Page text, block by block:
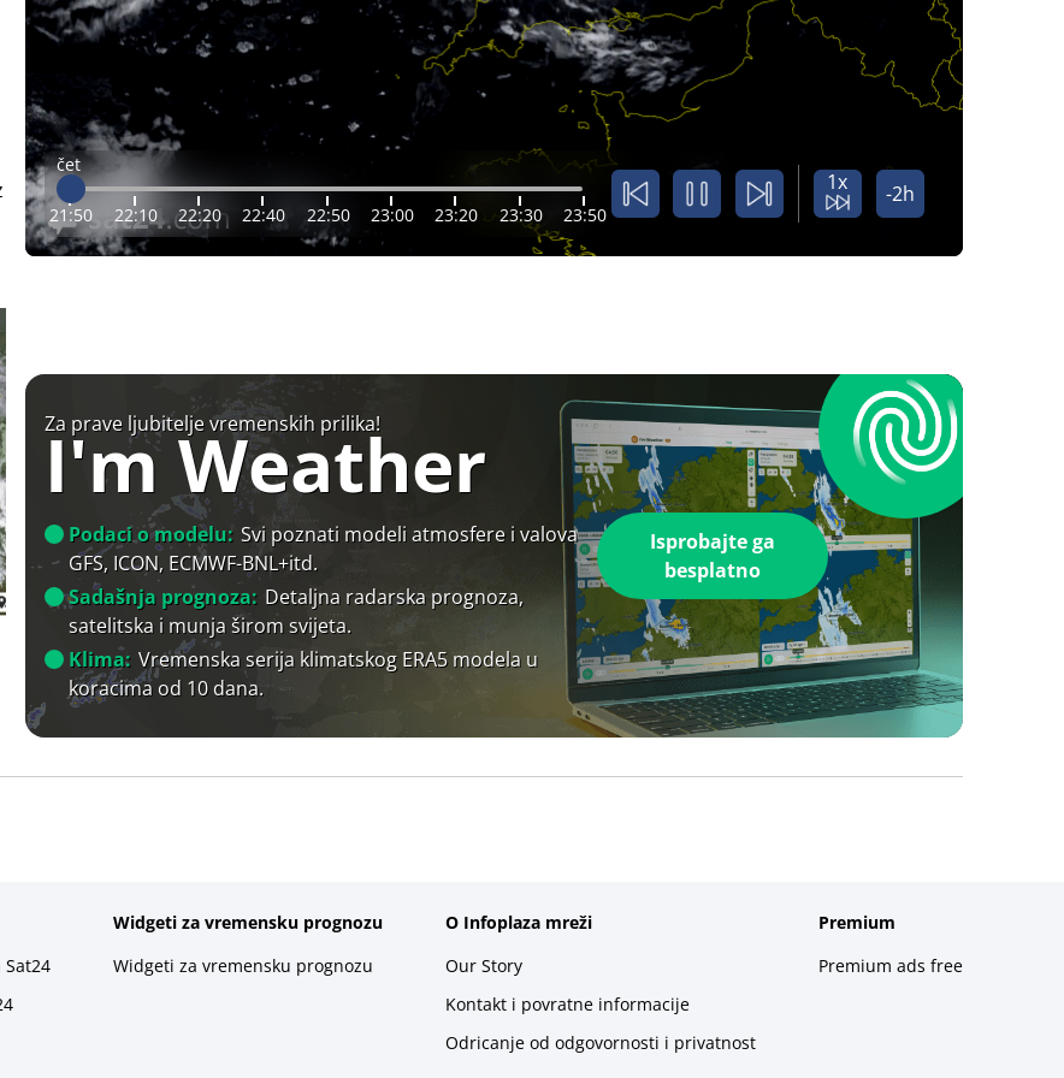
čet
21:50 22:10 22:20 22:40 22:50 23:00 23:20 23:30 23:50
1x -2h
Za prave ljubitelje vremenskih prilika!
I'm Weather
Podaci o modelu: Svi poznati modeli atmosfere i valova
GFS, ICON, ECMWF-BNL+itd.
Sadašnja prognoza: Detaljna radarska prognoza,
satelitska i munja širom svijeta.
Klima: Vremenska serija klimatskog ERA5 modela u
koracima od 10 dana.
Isprobajte ga
besplatno
Widgeti za vremensku prognozu
Widgeti za vremensku prognozu
O Infoplaza mreži
Our Story
Kontakt i povratne informacije
Odricanje od odgovornosti i privatnost
Premium
Premium ads free